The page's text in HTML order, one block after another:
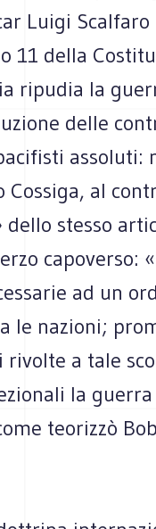
Luigi
11 della
ripudia la
delle
assoluti:
Cossiga, al
stesso
capoverso:
ad un
le nazioni;
a tale
la guerra
teorizzò